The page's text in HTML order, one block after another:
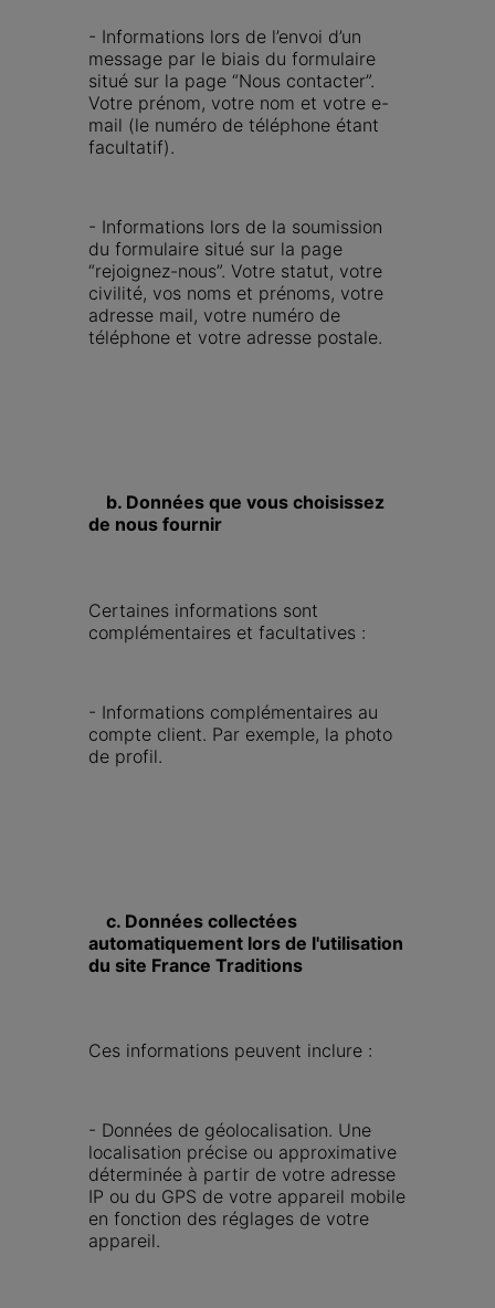
- Informations lors de l’envoi d’un
message par le biais du formulaire
situé sur la page “Nous contacter”.
Votre prénom, votre nom et votre e-
mail (le numéro de téléphone étant
facultatif).
- Informations lors de la soumission
du formulaire situé sur la page
“rejoignez-nous”. Votre statut, votre
civilité, vos noms et prénoms, votre
adresse mail, votre numéro de
téléphone et votre adresse postale.
b. Données que vous choisissez
de nous fournir
Certaines informations sont
complémentaires et facultatives :
- Informations complémentaires au
compte client. Par exemple, la photo
de profil.
c. Données collectées
automatiquement lors de l'utilisation
du site France Traditions
Ces informations peuvent inclure :
- Données de géolocalisation. Une
localisation précise ou approximative
déterminée à partir de votre adresse
IP ou du GPS de votre appareil mobile
en fonction des réglages de votre
appareil.